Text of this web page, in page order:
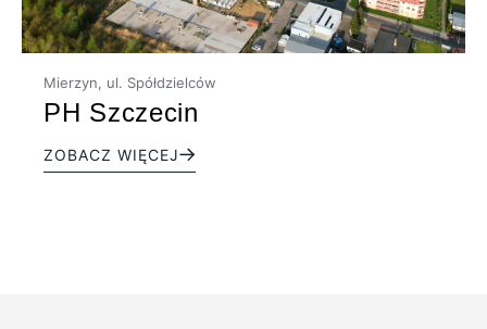
Mierzyn, ul. Spółdzielców
PH Szczecin
ZOBACZ WIĘCEJ